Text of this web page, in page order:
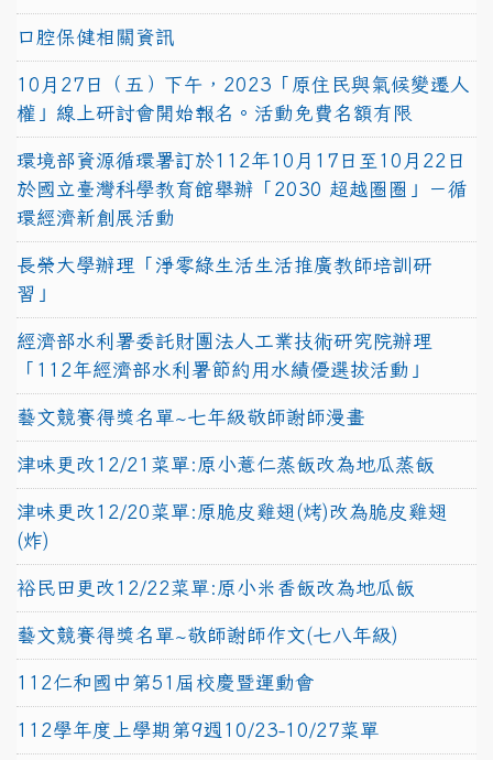
口腔保健相關資訊
10月27日（五）下午，2023「原住民與氣候變遷人
權」線上研討會開始報名。活動免費名額有限
環境部資源循環署訂於112年10月17日至10月22日
於國立臺灣科學教育館舉辦「2030 超越圈圈」－循
環經濟新創展活動
長榮大學辦理「淨零綠生活生活推廣教師培訓研
習」
經濟部水利署委託財團法人工業技術研究院辦理
「112年經濟部水利署節約用水績優選拔活動」
藝文競賽得獎名單~七年級敬師謝師漫畫
津味更改12/21菜單:原小薏仁蒸飯改為地瓜蒸飯
津味更改12/20菜單:原脆皮雞翅(烤)改為脆皮雞翅
(炸)
裕民田更改12/22菜單:原小米香飯改為地瓜飯
藝文競賽得獎名單~敬師謝師作文(七八年級)
112仁和國中第51屆校慶暨運動會
112學年度上學期第9週10/23-10/27菜單